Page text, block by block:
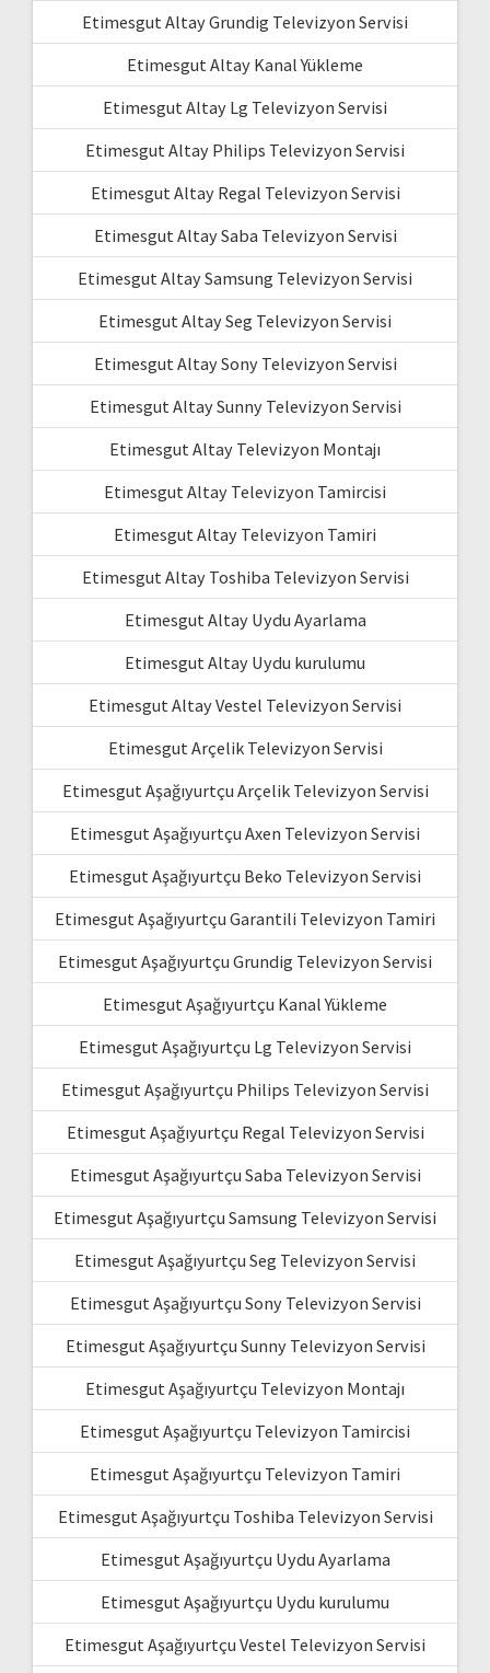
Etimesgut Altay Grundig Televizyon Servisi
Etimesgut Altay Kanal Yükleme
Etimesgut Altay Lg Televizyon Servisi
Etimesgut Altay Philips Televizyon Servisi
Etimesgut Altay Regal Televizyon Servisi
Etimesgut Altay Saba Televizyon Servisi
Etimesgut Altay Samsung Televizyon Servisi
Etimesgut Altay Seg Televizyon Servisi
Etimesgut Altay Sony Televizyon Servisi
Etimesgut Altay Sunny Televizyon Servisi
Etimesgut Altay Televizyon Montajı
Etimesgut Altay Televizyon Tamircisi
Etimesgut Altay Televizyon Tamiri
Etimesgut Altay Toshiba Televizyon Servisi
Etimesgut Altay Uydu Ayarlama
Etimesgut Altay Uydu kurulumu
Etimesgut Altay Vestel Televizyon Servisi
Etimesgut Arçelik Televizyon Servisi
Etimesgut Aşağıyurtçu Arçelik Televizyon Servisi
Etimesgut Aşağıyurtçu Axen Televizyon Servisi
Etimesgut Aşağıyurtçu Beko Televizyon Servisi
Etimesgut Aşağıyurtçu Garantili Televizyon Tamiri
Etimesgut Aşağıyurtçu Grundig Televizyon Servisi
Etimesgut Aşağıyurtçu Kanal Yükleme
Etimesgut Aşağıyurtçu Lg Televizyon Servisi
Etimesgut Aşağıyurtçu Philips Televizyon Servisi
Etimesgut Aşağıyurtçu Regal Televizyon Servisi
Etimesgut Aşağıyurtçu Saba Televizyon Servisi
Etimesgut Aşağıyurtçu Samsung Televizyon Servisi
Etimesgut Aşağıyurtçu Seg Televizyon Servisi
Etimesgut Aşağıyurtçu Sony Televizyon Servisi
Etimesgut Aşağıyurtçu Sunny Televizyon Servisi
Etimesgut Aşağıyurtçu Televizyon Montajı
Etimesgut Aşağıyurtçu Televizyon Tamircisi
Etimesgut Aşağıyurtçu Televizyon Tamiri
Etimesgut Aşağıyurtçu Toshiba Televizyon Servisi
Etimesgut Aşağıyurtçu Uydu Ayarlama
Etimesgut Aşağıyurtçu Uydu kurulumu
Etimesgut Aşağıyurtçu Vestel Televizyon Servisi